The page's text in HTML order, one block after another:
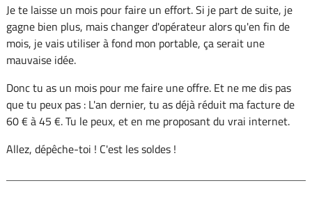
Je te laisse un mois pour faire un effort. Si je part de suite, je
gagne bien plus, mais changer d'opérateur alors qu'en fin de
mois, je vais utiliser à fond mon portable, ça serait une
mauvaise idée.
Donc tu as un mois pour me faire une offre. Et ne me dis pas
que tu peux pas : L'an dernier, tu as déjà réduit ma facture de
60 € à 45 €. Tu le peux, et en me proposant du vrai internet.
Allez, dépêche-toi ! C'est les soldes !